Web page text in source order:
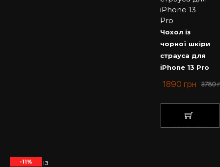
Чохол із
чорної шкіри
страуса для
iPhone 13 Pro
3780
1890 грн
КУПИТИ
-11%